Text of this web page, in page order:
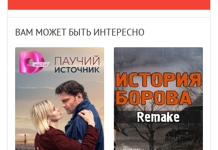
ВАМ МОЖЕТ БЫТЬ ИНТЕРЕСНО